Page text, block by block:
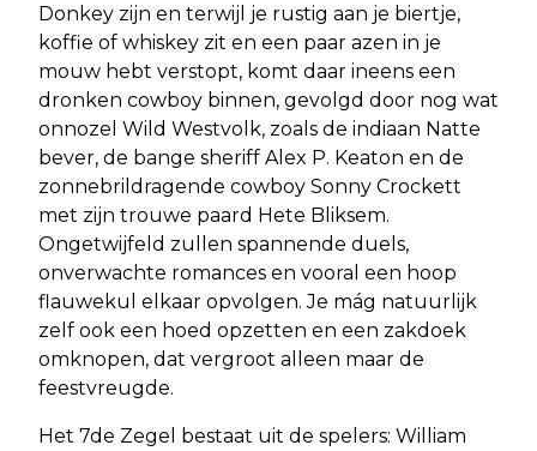
Donkey zijn en terwijl je rustig aan je biertje,
koffie of whiskey zit en een paar azen in je
mouw hebt verstopt, komt daar ineens een
dronken cowboy binnen, gevolgd door nog wat
onnozel Wild Westvolk, zoals de indiaan Natte
bever, de bange sheriff Alex P. Keaton en de
zonnebrildragende cowboy Sonny Crockett
met zijn trouwe paard Hete Bliksem.
Ongetwijfeld zullen spannende duels,
onverwachte romances en vooral een hoop
flauwekul elkaar opvolgen. Je mág natuurlijk
zelf ook een hoed opzetten en een zakdoek
omknopen, dat vergroot alleen maar de
feestvreugde.
Het 7de Zegel bestaat uit de spelers: William